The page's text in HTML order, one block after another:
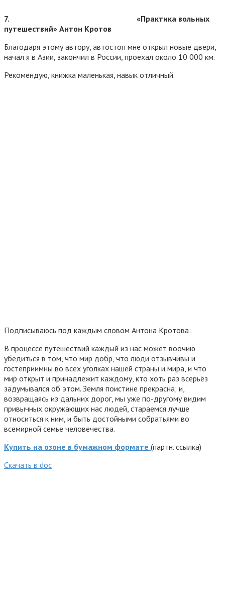
7.
«Практика вольных
путешествий» Антон Кротов
Благодаря этому автору, автостоп мне открыл новые двери,
начал я в Азии, закончил в России, проехал около 10 000 км.
Рекомендую, книжка маленькая, навык отличный.
Подписываюсь под каждым словом Антона Кротова:
В процессе путешествий каждый из нас может воочию
убедиться в том, что мир добр, что люди отзывчивы и
гостеприимны во всех уголках нашей страны и мира, и что
мир открыт и принадлежит каждому, кто хоть раз всерьёз
задумывался об этом. Земля поистине прекрасна; и,
возвращаясь из дальних дорог, мы уже по-другому видим
привычных окружающих нас людей, стараемся лучше
относиться к ним, и быть достойными собратьями во
всемирной семье человечества.
Купить на озоне в бумажном формате (партн. ссылка)
Cкачать в doc